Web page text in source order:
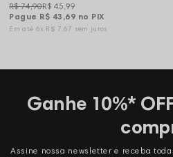
Pague R$ 43,69 no PIX
R$ 74,90R$ 45,99
6x R$ 7,67 sem juros
Ganhe 10%*
Assine nossa newsletter e receba